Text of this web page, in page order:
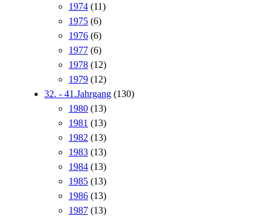
1974 (11)
1975 (6)
1976 (6)
1977 (6)
1978 (12)
1979 (12)
32. - 41.Jahrgang (130)
1980 (13)
1981 (13)
1982 (13)
1983 (13)
1984 (13)
1985 (13)
1986 (13)
1987 (13)